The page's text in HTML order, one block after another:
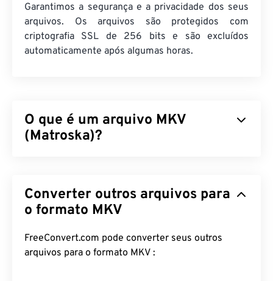
Garantimos a segurança e a privacidade dos seus
arquivos. Os arquivos são protegidos com
criptografia SSL de 256 bits e são excluídos
automaticamente após algumas horas.
O que é um arquivo MKV
(Matroska)?
quantidade ilimitada de arquivos audiovisuais e
multimídia em um único formato. Por ser de código
softwares de código aberto. O nome deriva das
bonecas "Matryoshka", um famoso tipo de
Converter outros arquivos para
o formato MKV
FreeConvert.com pode converter seus outros
arquivos para o formato MKV :